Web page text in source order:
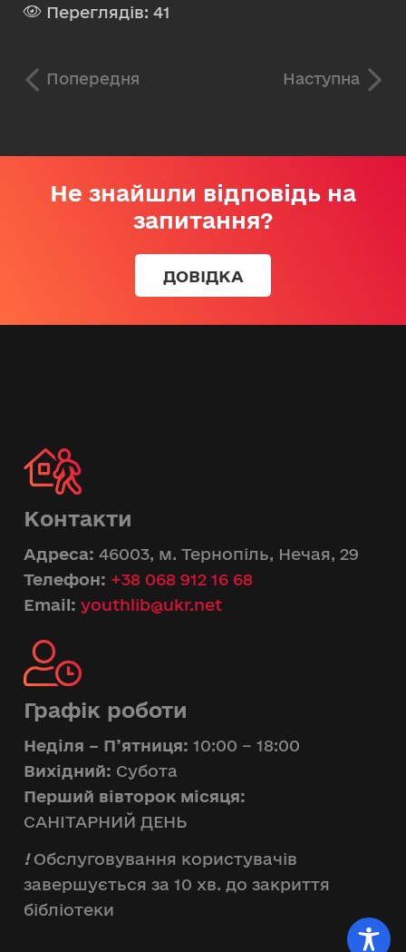
Переглядів:41
Попередня Наступна
Не знайшли відповідь на
запитання?
ДОВІДКА
Контакти
Адреса: 46003, м. Тернопіль, Нечая, 29
Телефон: +38 068 912 16 68
Email: youthlib@ukr.net
Графік роботи
Неділя – П’ятниця: 10:00 – 18:00
Вихідний: Субота
Перший вівторок місяця:
САНІТАРНИЙ ДЕНЬ
!Обслуговування користувачів
завершується за 10 хв. до закриття
бібліотеки